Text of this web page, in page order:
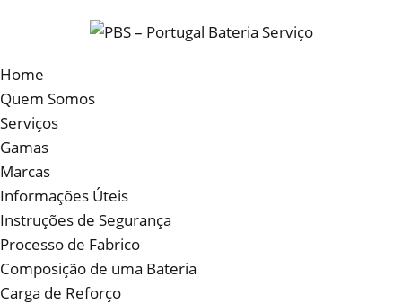
Home
Quem Somos
Serviços
Gamas
Marcas
Informações Úteis
Instruções de Segurança
Processo de Fabrico
Composição de uma Bateria
Carga de Reforço